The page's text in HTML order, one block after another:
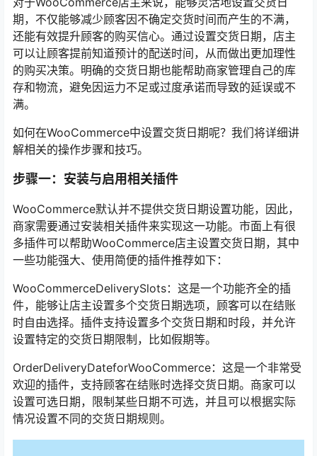
期，不仅能够减少顾客因不确定交货时间而产生的不满，
还能有效提升顾客的购买信心。通过设置交货日期，店主
可以让顾客提前知道预计的配送时间，从而做出更加理性
的购买决策。明确的交货日期也能帮助商家管理自己的库
存和物流，避免因运力不足或过度承诺而导致的延误或不
满。
如何在WooCommerce中设置交货日期呢？我们将详细讲
解相关的操作步骤和技巧。
步骤一：安装与启用相关插件
WooCommerce默认并不提供交货日期设置功能，因此，
商家需要通过安装相关插件来实现这一功能。市面上有很
多插件可以帮助WooCommerce店主设置交货日期，其中
一些功能强大、使用简便的插件推荐如下：
WooCommerceDeliverySlots：这是一个功能齐全的插
件，能够让店主设置多个交货日期选项，顾客可以在结账
时自由选择。插件支持设置多个交货日期和时段，并允许
设置特定的交货日期限制，比如假期等。
OrderDeliveryDateforWooCommerce：这是一个非常受
欢迎的插件，支持顾客在结账时选择交货日期。商家可以
设置可选日期，限制某些日期不可选，并且可以根据实际
情况设置不同的交货日期规则。